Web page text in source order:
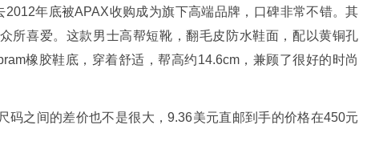
年底被APAX收购成为旗下高端品牌，口碑非常不错。其
所喜爱。这款男士高帮短靴，翻毛皮防水鞋面，配以黄铜孔
橡胶鞋底，穿着舒适，帮高约14.6cm，兼顾了很好的时尚
码之间的差价也不是很大，9.36美元直邮到手的价格在450元